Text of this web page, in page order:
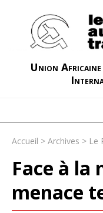
Union Africaine
Accueil > Archives > Le
Face à la
menace